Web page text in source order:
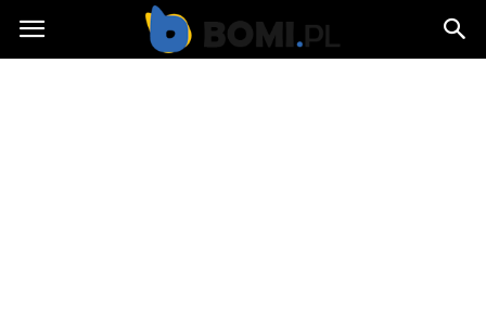
Bomi.pl